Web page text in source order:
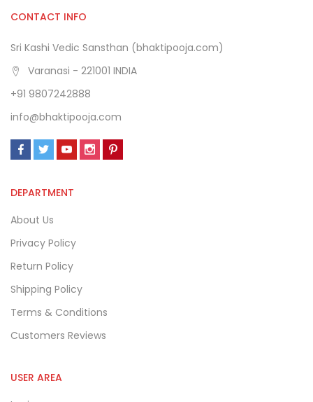
CONTACT INFO
Sri Kashi Vedic Sansthan (bhaktipooja.com)
Varanasi - 221001 INDIA
+91 9807242888
info@bhaktipooja.com
DEPARTMENT
About Us
Privacy Policy
Return Policy
Shipping Policy
Terms & Conditions
Customers Reviews
USER AREA